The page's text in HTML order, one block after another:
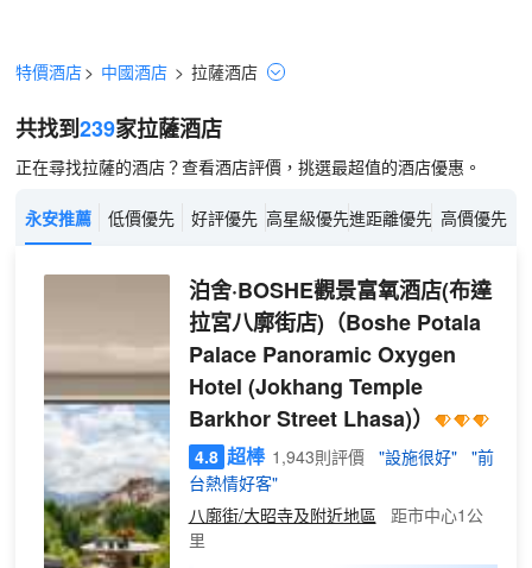
特價酒店> 中國酒店 > 拉薩酒店
共找到239家拉薩酒店
正在尋找拉薩的酒店？查看酒店評價，挑選最超值的酒店優惠。
永安推薦 低價優先 好評優先 高星級優先進距離優先 高價優先
泊舍·BOSHE觀景富氧酒店(布達
拉宮八廓街店) （Boshe Potala
Palace Panoramic Oxygen
Hotel (Jokhang Temple
Barkhor Street Lhasa)）
4.8 超棒 1,943則評價 "設施很好"
"前
台熱情好客"
八廓街/大昭寺及附近地區
距市中心1公
里